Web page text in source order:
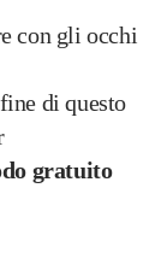
con gli occhi
di questo
gratuito